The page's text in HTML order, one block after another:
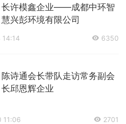
长许模鑫企业——成都中环智
慧兴彭环境有限公司
6350
陈诗通会长带队走访常务副会
长邱恩辉企业
11:06 2701